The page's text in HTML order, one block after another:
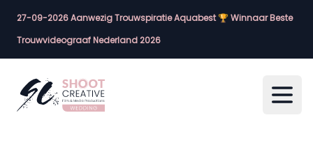
27-09-2026 Aanwezig Trouwspiratie Aquabest 🏆 Winnaar Beste
Trouwvideograaf Nederland 2026